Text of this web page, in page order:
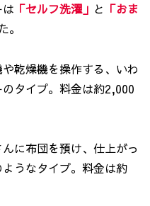
「セルフ洗濯」 と 「おま
。
乾燥機を操作する、いわ
タイプ。料金は約2,000
に布団を預け、仕上がっ
うなタイプ。料金は約